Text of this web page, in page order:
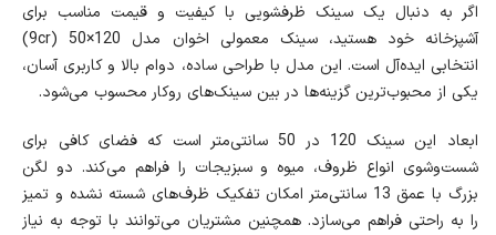
اگر به دنبال یک سینک ظرفشویی با کیفیت و قیمت مناسب برای
آشپزخانه خود هستید، سینک معمولی اخوان مدل 120×50 (9cr)
انتخابی ایده‌آل است. این مدل با طراحی ساده، دوام بالا و کاربری آسان،
یکی از محبوب‌ترین گزینه‌ها در بین سینک‌های روکار محسوب می‌شود.
ابعاد این سینک 120 در 50 سانتی‌متر است که فضای کافی برای
شست‌وشوی انواع ظروف، میوه و سبزیجات را فراهم می‌کند. دو لگن
بزرگ با عمق 13 سانتی‌متر امکان تفکیک ظرف‌های شسته نشده و تمیز
را به راحتی فراهم می‌سازد. همچنین مشتریان می‌توانند با توجه به نیاز